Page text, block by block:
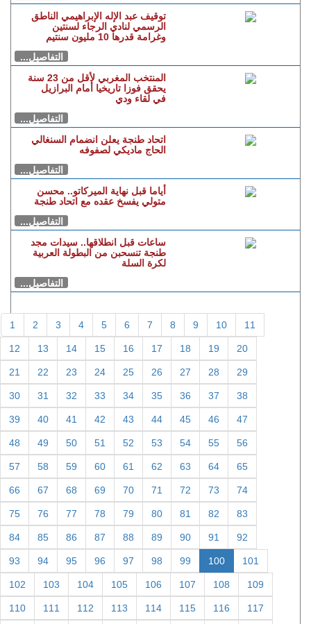
توقيف عبد الإله الإبراهيمي الناطق
الرسمي لنادي الرجاء لسنتين
وغرامة قدرها 10 مليون سنتيم
التفاصيل...
المنتخب المغربي لأقل من 23 سنة
يحقق فوزا تاريخيا أمام البرازيل
في لقاء ودي
التفاصيل...
اتحاد طنجة يعلن انضمام السنغالي
الحاج ماديكي لصفوفه
التفاصيل...
أياما قبل نهاية الميركاتو.. محسن
متولي يفسخ عقده مع اتحاد طنجة
التفاصيل...
ساعات قبل انطلاقها.. سيدات مجد
طنجة تنسحبن من البطولة العربية
لكرة السلة
التفاصيل...
1 2 3 4 5 6 7 8 9 10 11
12 13 14 15 16 17 18 19 20
21 22 23 24 25 26 27 28 29
30 31 32 33 34 35 36 37 38
39 40 41 42 43 44 45 46 47
48 49 50 51 52 53 54 55 56
57 58 59 60 61 62 63 64 65
66 67 68 69 70 71 72 73 74
75 76 77 78 79 80 81 82 83
84 85 86 87 88 89 90 91 92
93 94 95 96 97 98 99 100 101
102 103 104 105 106 107 108 109
110 111 112 113 114 115 116 117